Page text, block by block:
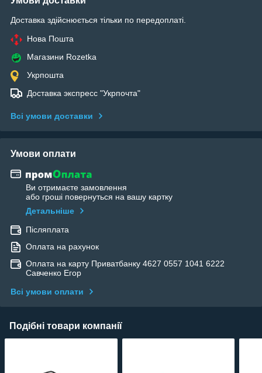
Доставка здійснюється тільки по передоплаті.
Нова Пошта
Магазини Rozetka
Укрпошта
Доставка экспресс "Укрпочта"
Всі умови доставки
Умови оплати
Ви отримаєте замовлення
або гроші повернуться на вашу картку
Детальніше
Післяплата
Оплата на рахунок
Оплата на карту Приватбанку 4627 0557 1041 6222
Савченко Егор
Всі умови оплати
Подібні товари компанії